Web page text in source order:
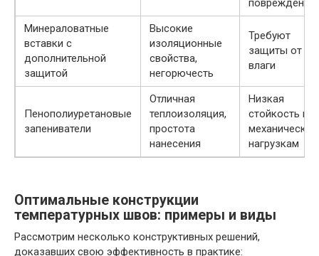
Минераловатные
вставки с
дополнительной
защитой
Высокие
изоляционные
свойства,
негорючесть
Требуют
защиты от
влаги
Пенополиуретановые
запениватели
Отличная
теплоизоляция,
простота
нанесения
Низкая
стойкость к
механическим
нагрузкам
Оптимальные конструкции
температурных швов: примеры и виды
Рассмотрим несколько конструктивных решений,
доказавших свою эффективность в практике: